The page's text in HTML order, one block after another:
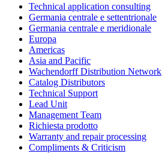
Technical application consulting
Germania centrale e settentrionale
Germania centrale e meridionale
Europa
Americas
Asia and Pacific
Wachendorff Distribution Network
Catalog Distributors
Technical Support
Lead Unit
Management Team
Richiesta prodotto
Warranty and repair processing
Compliments & Criticism